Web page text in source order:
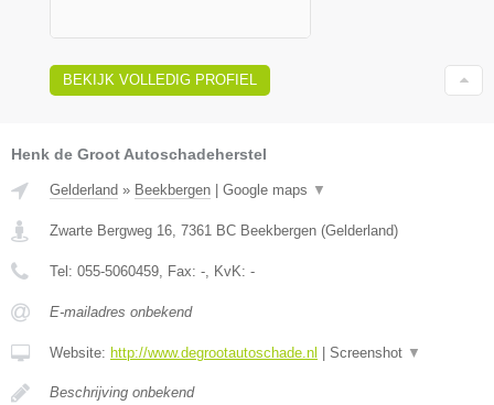
BEKIJK VOLLEDIG PROFIEL
Henk de Groot Autoschadeherstel
Gelderland » Beekbergen Google maps ▼
Zwarte Bergweg 16, 7361 BC Beekbergen (Gelderland)
Tel: 055-5060459, Fax: -, KvK: -
E-mailadres onbekend
Website: http://www.degrootautoschade.nl Screenshot ▼
Beschrijving onbekend